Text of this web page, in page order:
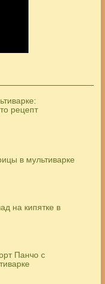
рецепт
в мультиварке
на кипятке в
Панчо с